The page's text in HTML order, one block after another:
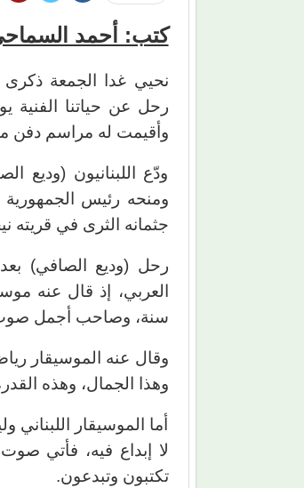
كتب: أحمد
نحيي غدا الجمعة ذكرى
وأقيمت له مراسم دفن
ودّع اللبنانيون (وديع
ومنحه رئيس الجمهورية
جثمانه الثرى في قريته
رحل (وديع الصافي)
العربي، إذ قال عنه
سنة، وصاحب أجمل
وقال عنه الموسيقار
وهذا الجمال، وهذه
أما الموسيقار اللبناني
لا إبداع فيه، فأتي
تكتبون وتبدعون.